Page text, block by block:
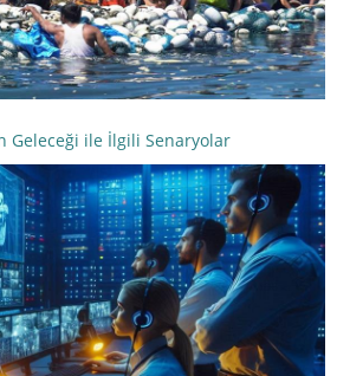
Geleceği ile İlgili Senaryolar